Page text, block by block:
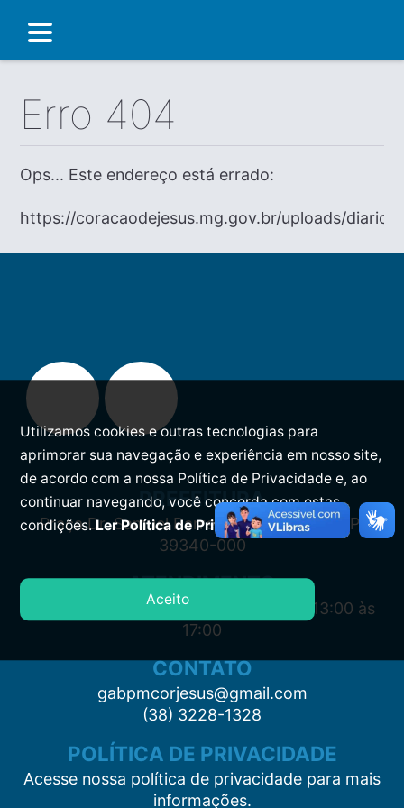
Erro 404
Ops... Este endereço está errado:
https://coracaodejesus.mg.gov.br/uploads/diario/
PREFEITURA
Praça Dr. Samuel Barreto, s/n, Centro CEP:
39340-000
ATENDIMENTO
Segunda à Sexta: 7:00 às 11:00 e das 13:00 às
17:00
CONTATO
gabpmcorjesus@gmail.com
(38) 3228-1328
POLÍTICA DE PRIVACIDADE
Acesse nossa política de privacidade para mais
informações.
Utilizamos cookies e outras tecnologias para
aprimorar sua navegação e experiência em nosso site,
de acordo com a nossa Política de Privacidade e, ao
continuar navegando, você concorda com estas
condições.Ler Política de Privacidade.
Aceito